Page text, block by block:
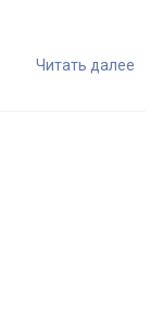
Читать далее